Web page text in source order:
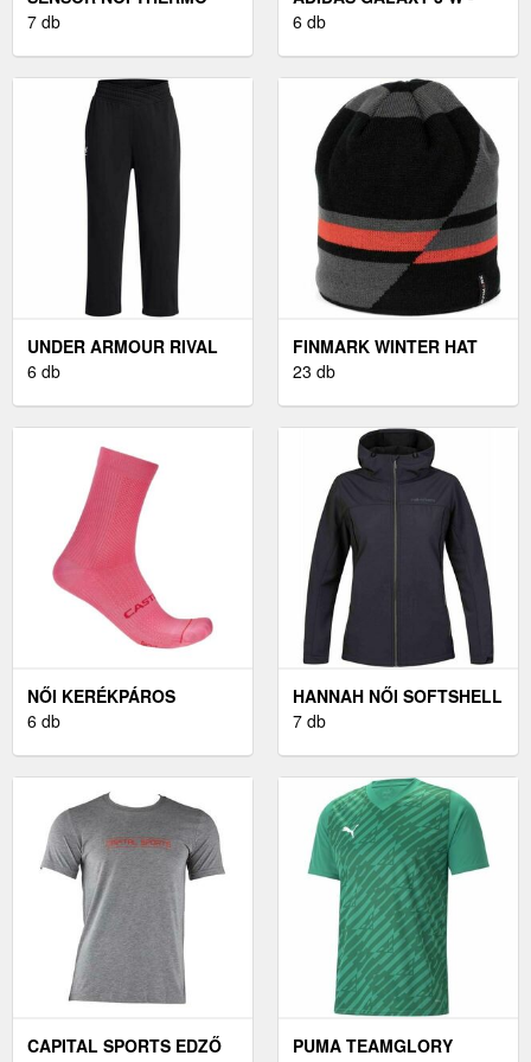
FELSŐ NŐI THERMO
7 db
NŐI FUTÓCIPŐ
6 db
UNDER ARMOUR RIVAL
NŐI MELEGÍTŐNADRÁG,
6 db
FINMARK WINTER HAT
TÉLI KÖTÖTT SAPKA,
23 db
NŐI KERÉKPÁROS
ZOKNIK CASTELLI
6 db
HANNAH NŐI SOFTSHELL
KABÁT NŐI SOFTSHELL
7 db
CAPITAL SPORTS EDZŐ
PUMA TEAMGLORY